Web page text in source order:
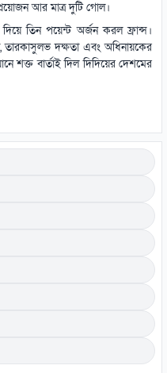
আর মাত্র দুটি গোল।
তিন পয়েন্ট অর্জন করল ফ্রান্স।
তারকাসুলভ দক্ষতা এবং অধিনায়কের
শক্ত বার্তাই দিল দিদিয়ের দেশমের